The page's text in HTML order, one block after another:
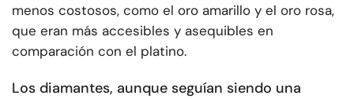
menos costosos, como el oro amarillo y el oro rosa,
que eran más accesibles y asequibles en
comparación con el platino.
Los diamantes, aunque seguían siendo una